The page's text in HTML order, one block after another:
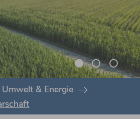
Umwelt & Energie